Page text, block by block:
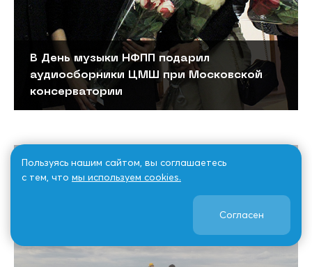
В День музыки НФПП подарил
аудиосборники ЦМШ при Московской
консерватории
Пользуясь нашим сайтом, вы соглашаетесь
с тем, что мы используем cookies.
Согласен